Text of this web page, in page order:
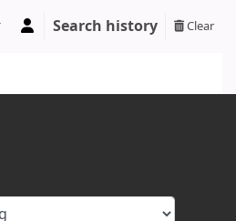
Search history Clear